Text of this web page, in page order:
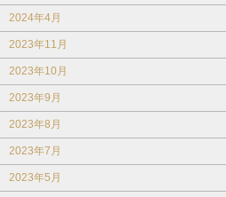
2024年4月
2023年11月
2023年10月
2023年9月
2023年8月
2023年7月
2023年5月